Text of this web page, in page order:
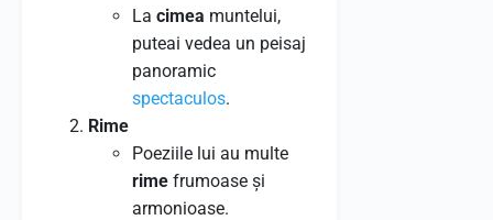
La cimea muntelui,
puteai vedea un peisaj
panoramic
spectaculos.
Rime
Poeziile lui au multe
rime frumoase și
armonioase.